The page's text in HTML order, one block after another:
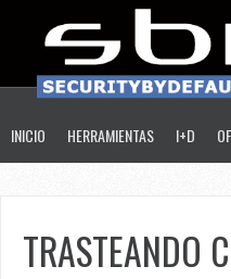
INICIO HERRAMIENTAS I+D
TRASTEANDO